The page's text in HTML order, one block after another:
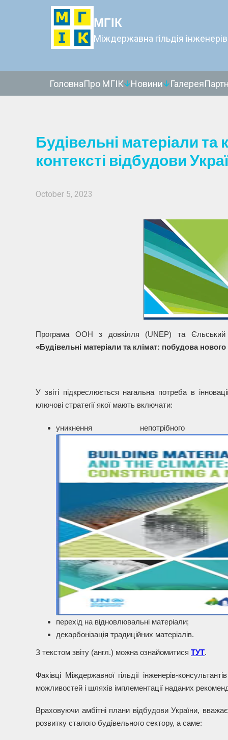
МГІК
Міждержавна гільдія
ГоловнаПро МГІК Новини Галерея
Будівельні матеріали та
контексті відбудови
October 5, 2023
Програма ООН з довкілля (UNEP) та Єльський
«Будівельні матеріали та клімат: побудова
У звіті підкреслюється нагальна потреба в
ключові стратегії якої мають включати:
уникнення
перехід на відновлювальні матеріали;
декарбонізація традиційних матеріалів.
З текстом звіту (англ.) можна ознайомитися ТУТ.
Фахівці Міждержавної гільдії інженерів-
можливостей і шляхів імплементації наданих
Враховуючи амбітні плани відбудови України,
розвитку сталого будівельного сектору, а саме: